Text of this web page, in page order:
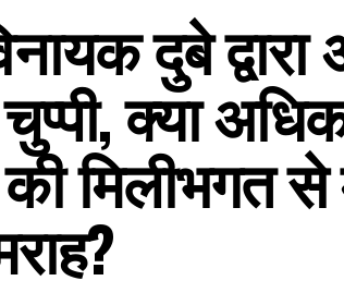
दुबे
क्या
मिलीभगत से